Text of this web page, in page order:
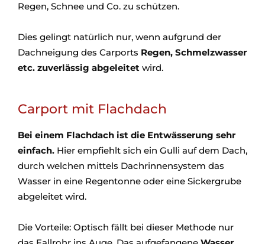
Regen, Schnee und Co. zu schützen.
Dies gelingt natürlich nur, wenn aufgrund der
Dachneigung des Carports Regen, Schmelzwasser
etc. zuverlässig abgeleitet wird.
Carport mit Flachdach
Bei einem Flachdach ist die Entwässerung sehr
einfach. Hier empfiehlt sich ein Gulli auf dem Dach,
durch welchen mittels Dachrinnensystem das
Wasser in eine Regentonne oder eine Sickergrube
abgeleitet wird.
Die Vorteile: Optisch fällt bei dieser Methode nur